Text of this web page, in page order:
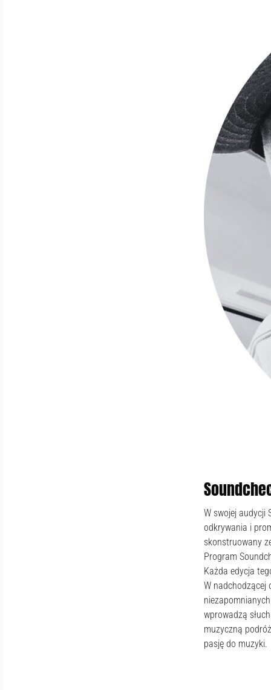
W swojej audycji
odkrywania i
skonstruowany
Program
Każda edycja
W nadchodzącej
wprowadzą
muzyczną
pasję do